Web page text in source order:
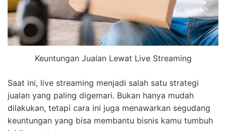
Keuntungan Jualan Lewat Live Streaming
Saat ini, live streaming menjadi salah satu strategi
jualan yang paling digemari. Bukan hanya mudah
dilakukan, tetapi cara ini juga menawarkan segudang
keuntungan yang bisa membantu bisnis kamu tumbuh